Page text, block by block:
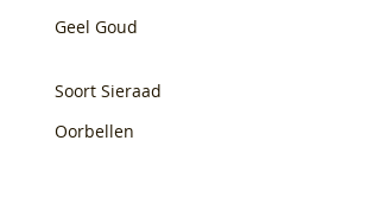
Geel Goud
Soort Sieraad
Oorbellen